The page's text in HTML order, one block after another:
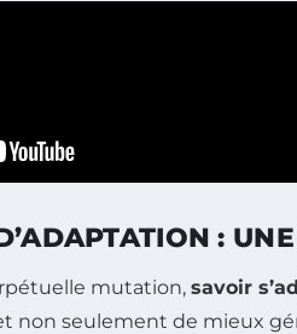
:
mutation, savoir
non seulement de mieux